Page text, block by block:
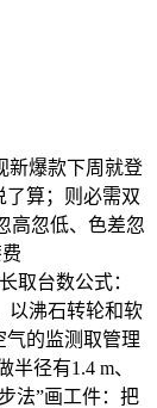
新爆款下周就登
了算；则必需双
高忽低、色差忽
取台数公式：
以沸石转轮和软
气的监测取管理
径有1.4 m、
法”画工件：把